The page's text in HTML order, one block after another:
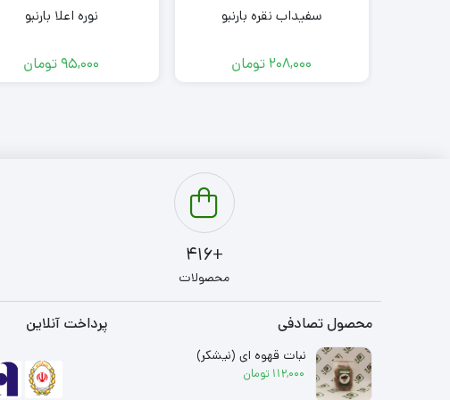
سفیداب نقره بارنبو
208,000 تومان
نوره اعلا بارنبو
95,000تومان
+416
محصولات
محصول تصادفی
نبات قهوه ای (نیشکر)
112,000 تومان
پرداخت آنلاین